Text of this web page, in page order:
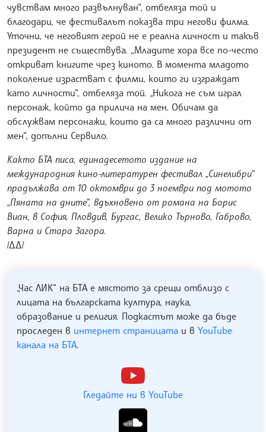
чувствам много развълнуван“, отбеляза той и
благодари, че фестивалът показва три негови филма.
Уточни, че неговият герой не е реална личност и такъв
президент не съществува. „Младите хора все по-често
откриват книгите чрез киното. В момента младото
поколение израстват с филми, които ги изграждат
като личности“, отбеляза той. „Никога не съм играл
персонаж, който да прилича на мен. Обичам да
обслужвам персонажи, които да са много различни от
мен“, допълни Сервило.
Както БТА писа, единадесетото издание на
международния кино-литературен фестивал „Синелибри“
продължава от 10 октомври до 3 ноември под мотото
„Пяната на дните“, вдъхновено от романа на Борис
Виан, в София, Пловдив, Бургас, Велико Търново, Габрово,
Варна и Стара Загора.
/ДД/
„Час ЛИК“ на БТА е мястото за срещи отблизо с
лицата на българската култура, наука,
образование и религия. Подкастът може да бъде
проследен в интернет страницата и в YouTube
канала на БТА.
Гледайте ни в YouTube